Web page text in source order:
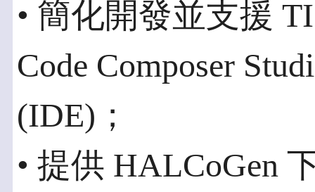
• 簡化開發並支援
Code Composer
(IDE)；
• 提供 HALCoGen